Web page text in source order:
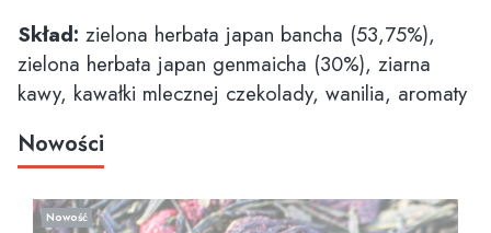
Skład: zielona herbata japan bancha (53,75%),
zielona herbata japan genmaicha (30%), ziarna
kawy, kawałki mlecznej czekolady, wanilia, aromaty
Nowości
Nowość